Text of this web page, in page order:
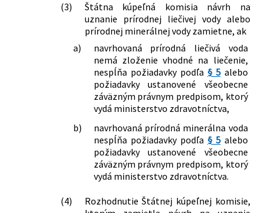
(3)
Štátna kúpeľná komisia návrh na
uznanie prírodnej liečivej vody alebo
prírodnej minerálnej vody zamietne, ak
a)
navrhovaná prírodná liečivá voda
nemá zloženie vhodné na liečenie,
nespĺňa požiadavky podľa § 5alebo
požiadavky ustanovené všeobecne
záväzným právnym predpisom, ktorý
vydá ministerstvo zdravotníctva,
b)
navrhovaná prírodná minerálna voda
nespĺňa požiadavky podľa § 5alebo
požiadavky ustanovené všeobecne
záväzným právnym predpisom, ktorý
vydá ministerstvo zdravotníctva.
(4)
Rozhodnutie Štátnej kúpeľnej komisie,